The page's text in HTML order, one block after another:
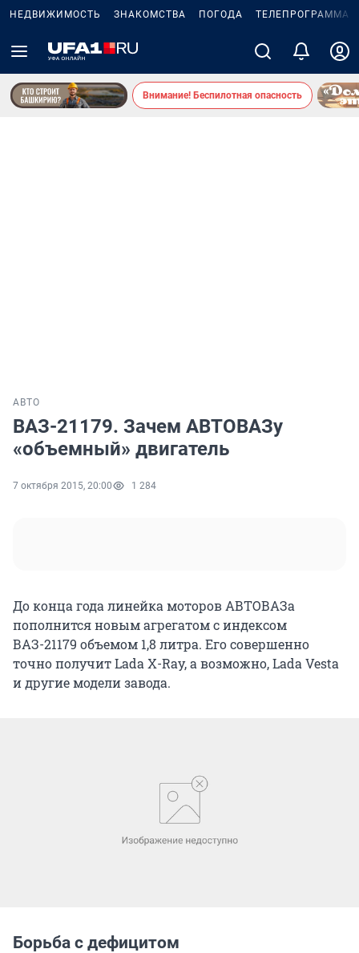
НЕДВИЖИМОСТЬ ЗНАКОМСТВА ПОГОДА ТЕЛЕПРОГРАММА
Внимание! Беспилотная опасность
АВТО
ВАЗ-21179. Зачем АВТОВАЗу
«объемный» двигатель
7 октября 2015, 20:00 1 284
До конца года линейка моторов АВТОВАЗа
пополнится новым агрегатом с индексом
ВАЗ-21179 объемом 1,8 литра. Его совершенно
точно получит Lada X-Ray, а возможно, Lada Vesta
и другие модели завода.
Борьба с дефицитом